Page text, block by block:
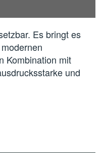
Es bringt es
Kombination mit
und